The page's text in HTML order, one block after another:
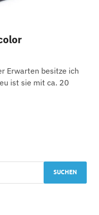
Erwarten besitze ich
ist sie mit ca. 20